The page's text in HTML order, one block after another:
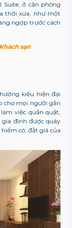
Suite, ở căn phòng
thời xưa, như một
ngợp trước cách
sạn
kiểu hiện đại
cho mọi người gắn
việc quần quật,
đình được quây
có, đắt giá của